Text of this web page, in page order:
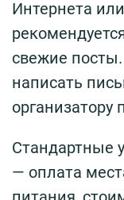
Интернета
свежие
написать
Стандартные
— оплата